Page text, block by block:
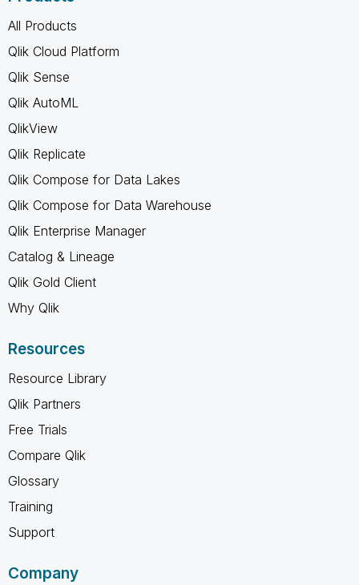
All Products
Qlik Cloud Platform
Qlik Sense
Qlik AutoML
QlikView
Qlik Replicate
Qlik Compose for Data Lakes
Qlik Compose for Data Warehouse
Qlik Enterprise Manager
Catalog & Lineage
Qlik Gold Client
Why Qlik
Resources
Resource Library
Qlik Partners
Free Trials
Compare Qlik
Glossary
Training
Support
Company